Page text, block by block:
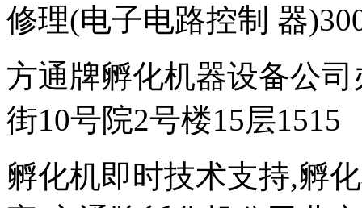
修理(电子电路控制 器
方通牌孵化机器设备公
街10号院2号楼15层1515
孵化机即时技术支持,孵